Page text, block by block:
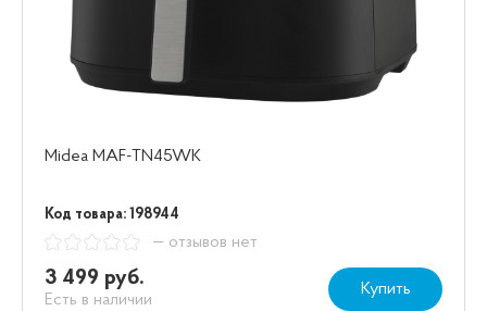
Midea MAF-TN45WK
Код товара: 198944
— отзывов нет
3 499 руб.
Есть в наличии
Купить